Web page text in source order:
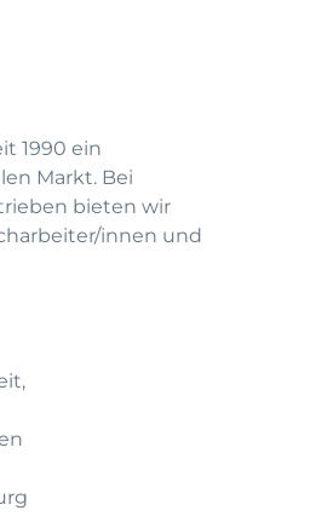
1990 ein
Markt. Bei
bieten wir
innen und